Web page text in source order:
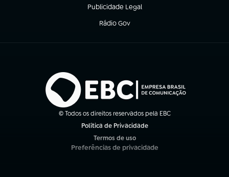
Publicidade Legal
(abre em nova aba)
Rádio Gov
(abre em nova aba)
© Todos os direitos reservados pela EBC
Política de Privacidade
Termos de uso
(abre em nova aba)
Preferências de privacidade